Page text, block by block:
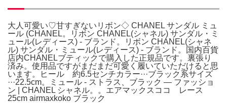
大人可愛い♡甘すぎないリボン◇ CHANEL サンダル ミュ
ール (CHANEL。リボン CHANEL(シャネル) サンダル・ミ
ュール(レディース) - ブランド。リボン CHANEL(シャネ
ル) サンダル・ミュール(レディース) - ブランド。国内百貨
店内CHANELブティックで購入した正規品です。裏張り
済み。使用品ですがまだまだ可愛く履いていただけると思
います。ヒール 約6.5センチカラー···ブラック系サイズ
···22.5cm。ミュール - ストラス、ブラック — ファッショ
ン | CHANEL シャネル。。エアマックスココ レース
25cm airmaxkoko ブラック